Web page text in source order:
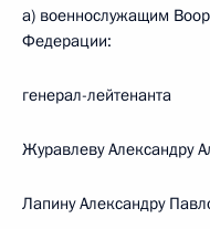
а) военнослужащим
Федерации:
генерал-лейтенанта
Журавлеву Александру
Лапину Александру